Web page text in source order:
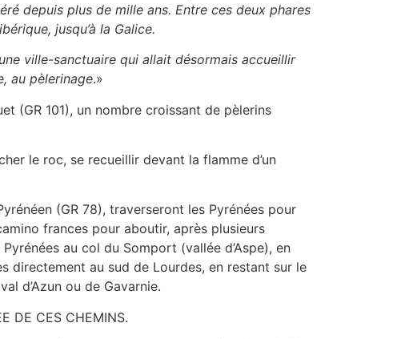
depuis plus de mille ans. Entre ces deux phares
jusqu’à la Galice.
ville-sanctuaire qui allait désormais accueillir
au pèlerinage.»
(GR 101), un nombre croissant de pèlerins
le roc, se recueillir devant la flamme d’un
(GR 78), traverseront les Pyrénées pour
frances pour aboutir, après plusieurs
au col du Somport (vallée d’Aspe), en
directement au sud de Lourdes, en restant sur le
d’Azun ou de Gavarnie.
DE CES CHEMINS.